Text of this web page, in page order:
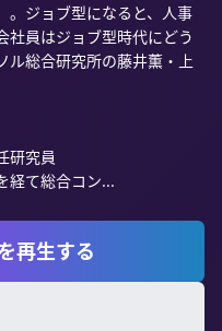
。ジョブ型になると、人事
社員はジョブ型時代にどう
ル総合研究所の藤井薫・上
研究員
経て総合コン...
再生する